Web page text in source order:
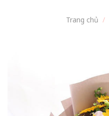
Trang chủ /